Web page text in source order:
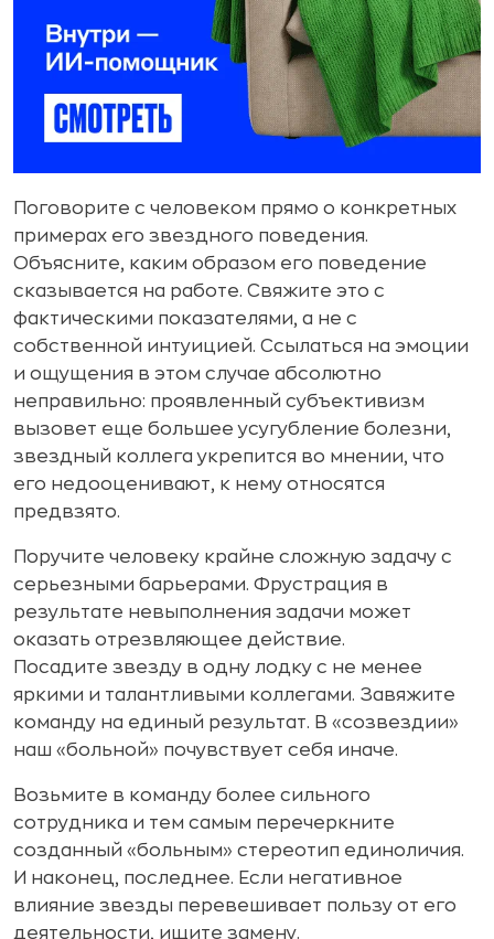
Поговорите с человеком прямо о конкретных
примерах его звездного поведения.
Объясните, каким образом его поведение
сказывается на работе. Свяжите это с
фактическими показателями, а не с
собственной интуицией. Ссылаться на эмоции
и ощущения в этом случае абсолютно
неправильно: проявленный субъективизм
вызовет еще большее усугубление болезни,
звездный коллега укрепится во мнении, что
его недооценивают, к нему относятся
предвзято.
Поручите человеку крайне сложную задачу с
серьезными барьерами. Фрустрация в
результате невыполнения задачи может
оказать отрезвляющее действие.
Посадите звезду в одну лодку с не менее
яркими и талантливыми коллегами. Завяжите
команду на единый результат. В «созвездии»
наш «больной» почувствует себя иначе.
Возьмите в команду более сильного
сотрудника и тем самым перечеркните
созданный «больным» стереотип единоличия.
И наконец, последнее. Если негативное
влияние звезды перевешивает пользу от его
деятельности, ищите замену.